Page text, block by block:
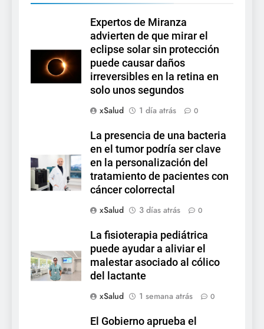
Expertos de Miranza
advierten de que mirar el
eclipse solar sin protección
puede causar daños
irreversibles en la retina en
solo unos segundos
xSalud
1 día atrás 0
La presencia de una bacteria
en el tumor podría ser clave
en la personalización del
tratamiento de pacientes con
cáncer colorrectal
xSalud
3 días atrás 0
La fisioterapia pediátrica
puede ayudar a aliviar el
malestar asociado al cólico
del lactante
xSalud
1 semana atrás 0
El Gobierno aprueba el